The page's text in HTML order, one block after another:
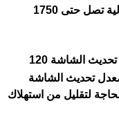
وتقنية +HDR10 ودرجة سطوع عالية تصل حتى 1750
الهاتف يدعم معدل تحديث الشاشة 120
تحديث الشاشة
هرتز حسب الحاجة لتقليل من استهلاك